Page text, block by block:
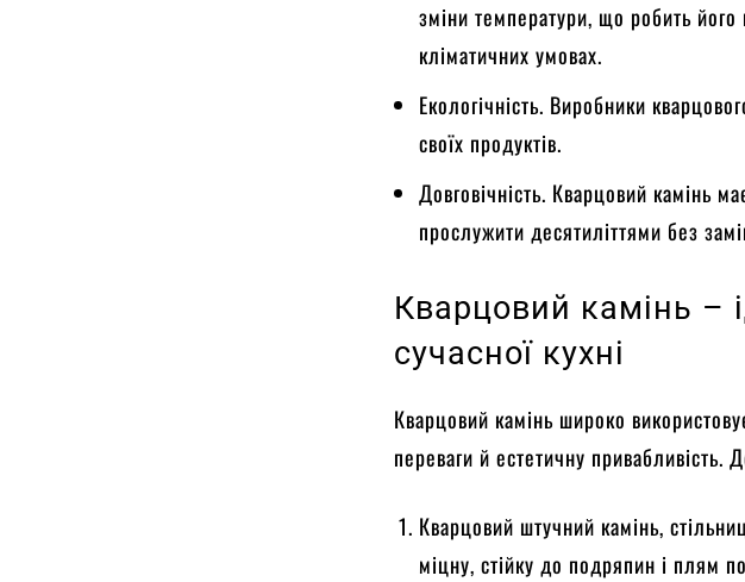
зміни температури, що робить
кліматичних умовах.
Екологічність. Виробники
своїх продуктів.
Довговічність. Кварцовий камінь
прослужити десятиліттями без
Кварцовий камінь –
сучасної кухні
Кварцовий камінь широко
переваги й естетичну привабливість.
Кварцовий штучний камінь,
міцну, стійку до подряпин і плям